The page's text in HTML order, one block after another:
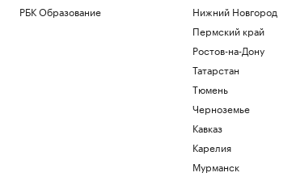
РБК Образование
Нижний Новгород
Пермский край
Ростов-на-Дону
Татарстан
Тюмень
Черноземье
Кавказ
Карелия
Мурманск